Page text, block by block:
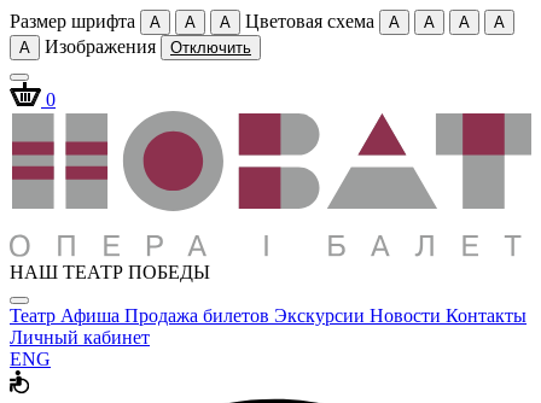
Размер шрифта A A A Цветовая схема A A A
A
A
Изображения Отключить
0
НАШ ТЕАТР ПОБЕДЫ
Театр Афиша Продажа билетов Экскурсии Новости Контакты
Личный кабинет
ENG